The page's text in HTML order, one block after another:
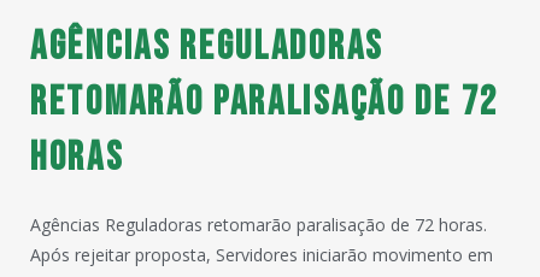
Agências Reguladoras
retomarão paralisação de 72
horas
Agências Reguladoras retomarão paralisação de 72 horas.
Após rejeitar proposta, Servidores iniciarão movimento em